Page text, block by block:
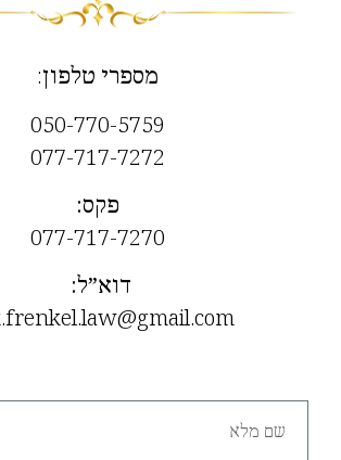
מספרי טלפון:
050-770-5759
077-717-7272
פקס:
077-717-7270
דוא”ל: